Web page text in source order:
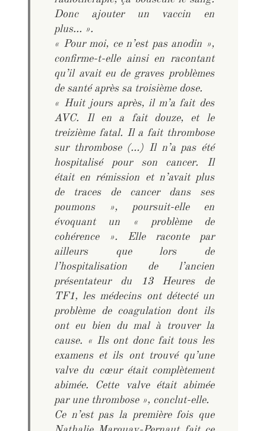
Donc ajouter un vaccin en
plus… ».
« Pour moi, ce n’est pas anodin »,
confirme-t-elle ainsi en racontant
qu’il avait eu de graves problèmes
de santé après sa troisième dose.
« Huit jours après, il m’a fait des
AVC. Il en a fait douze, et le
treizième fatal. Il a fait thrombose
sur thrombose (…) Il n’a pas été
hospitalisé pour son cancer. Il
était en rémission et n’avait plus
de traces de cancer dans ses
poumons », poursuit-elle en
évoquant un «problème de
cohérence ». Elle raconte par
ailleurs que lors de
l’hospitalisation de l’ancien
présentateur du 13 Heures de
TF1, les médecins ont détecté un
problème de coagulation dont ils
ont eu bien du mal à trouver la
cause. « Ils ont donc fait tous les
examens et ils ont trouvé qu’une
valve du cœur était complètement
abimée. Cette valve était abimée
par une thrombose », conclut-elle.
Ce n’est pas la première fois que